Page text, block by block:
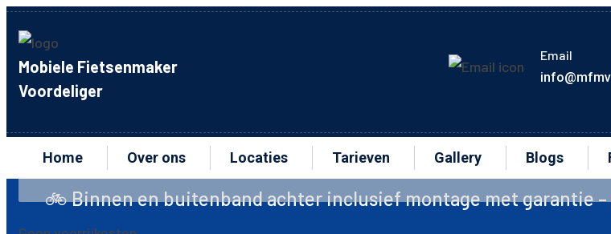
Mobiele Fietsenmaker
Voordeliger
Email
Home Over ons Locaties Tarieven Gallery Blogs
en buitenband achter inclusief montage met garantie –€50-60🛠️